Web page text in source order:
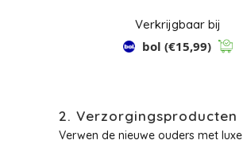
Verkrijgbaar bij
bol (€15,99)
2. Verzorgingsproducten
Verwen de nieuwe ouders met luxe